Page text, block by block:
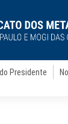
Presidente